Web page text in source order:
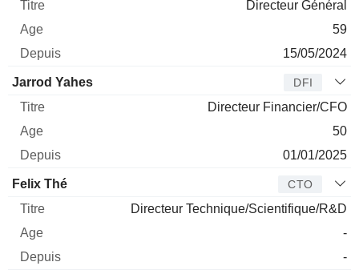
Directeur Général
59
15/05/2024
Jarrod Yahes DFI
Directeur Financier/CFO
50
01/01/2025
Felix Thé CTO
Directeur Technique/Scientifique/R&D
-
-